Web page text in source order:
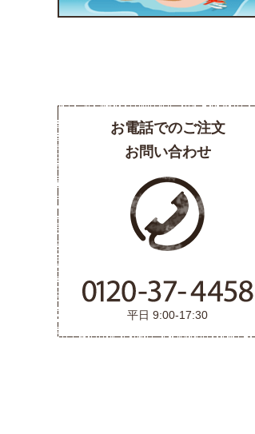
お電話でのご注文
お問い合わせ
平日 9:00-17:30